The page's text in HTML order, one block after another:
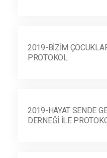
2019-BIZIM
PROTOKOL
2019-HAYAT SENDE
DERNEĞI ILE